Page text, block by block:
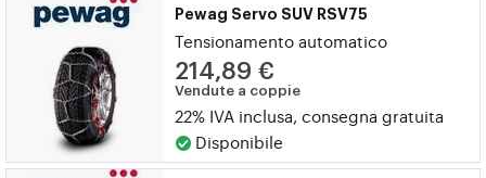
Pewag Servo SUV RSV75
Tensionamento automatico
214,89 €
Vendute a coppie
22% IVA inclusa, consegna gratuita
Disponibile